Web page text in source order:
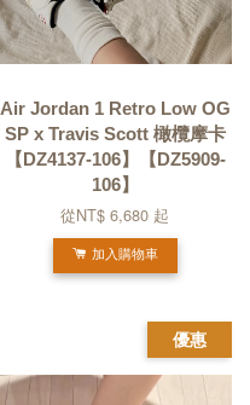
Air Jordan 1 Retro Low OG
SP x Travis Scott 橄欖摩卡
【DZ4137-106】【DZ5909-
106】
從NT$ 6,680 起
加入購物車
優惠